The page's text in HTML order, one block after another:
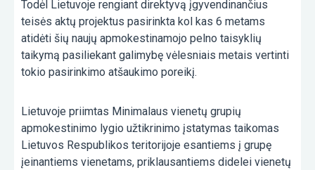
Todėl Lietuvoje rengiant direktyvą įgyvendinančius
teisės aktų projektus pasirinkta kol kas 6 metams
atidėti šių naujų apmokestinamojo pelno taisyklių
taikymą pasiliekant galimybę vėlesniais metais vertinti
tokio pasirinkimo atšaukimo poreikį.
Lietuvoje priimtas Minimalaus vienetų grupių
apmokestinimo lygio užtikrinimo įstatymas taikomas
Lietuvos Respublikos teritorijoje esantiems į grupę
įeinantiems vienetams, priklausantiems didelei vienetų